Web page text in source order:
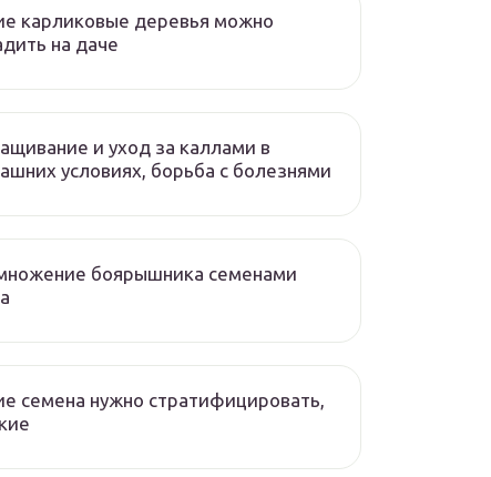
карликовые деревья можно
на даче
и уход за каллами в
условиях, борьба с болезнями
боярышника семенами
семена нужно стратифицировать,